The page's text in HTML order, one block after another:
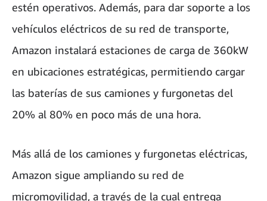
estén operativos. Además, para dar soporte a los
vehículos eléctricos de su red de transporte,
Amazon instalará estaciones de carga de 360kW
en ubicaciones estratégicas, permitiendo cargar
las baterías de sus camiones y furgonetas del
20% al 80% en poco más de una hora.
Más allá de los camiones y furgonetas eléctricas,
Amazon sigue ampliando su red de
micromovilidad, a través de la cual entrega